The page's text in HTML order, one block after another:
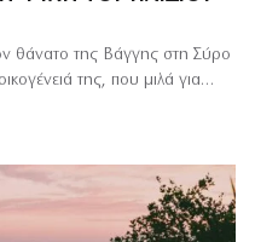
θάνατο της Βάγγης στη Σύρο
της, που μιλά για…